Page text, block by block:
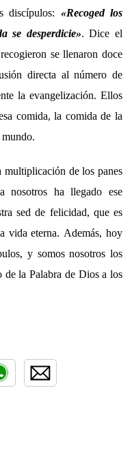
discípulos: «Recoged los
se desperdicie». Dice el
se llenaron doce
directa al número de
la evangelización. Ellos
comida, la comida de la
mundo.
multiplicación de los panes
nosotros ha llegado ese
sed de felicidad, que es
vida eterna. Además, hoy
y somos nosotros los
de la Palabra de Dios a los